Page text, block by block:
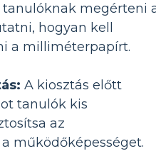
megérteni
hogyan kell
a milliméterpapírt.
A kiosztás előtt
tanulók kis
az
működőképességet.